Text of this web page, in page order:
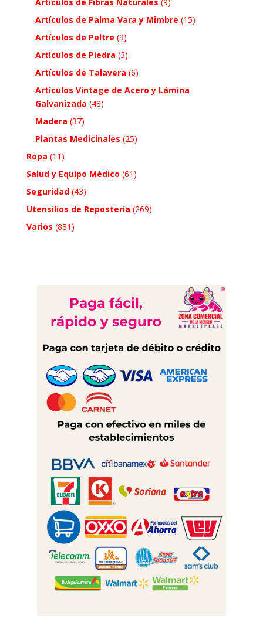
Artículos de Palma Vara y Mimbre (15)
Artículos de Peltre (9)
Artículos de Piedra (3)
Artículos de Talavera (6)
Artículos Vintage de Acero y Lámina
Galvanizada (48)
Madera (37)
Plantas Medicinales (25)
Ropa (11)
Salud y Equipo Médico (61)
Seguridad (43)
Utensilios de Repostería (269)
Varios (881)